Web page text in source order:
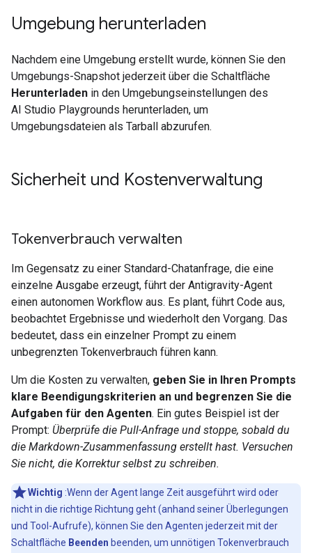
Umgebung herunterladen
Nachdem eine Umgebung erstellt wurde, können Sie den
Umgebungs-Snapshot jederzeit über die Schaltfläche
Herunterladen in den Umgebungseinstellungen des
AI Studio Playgrounds herunterladen, um
Umgebungsdateien als Tarball abzurufen.
Sicherheit und Kostenverwaltung
Tokenverbrauch verwalten
Im Gegensatz zu einer Standard-Chatanfrage, die eine
einzelne Ausgabe erzeugt, führt der Antigravity-Agent
einen autonomen Workflow aus. Es plant, führt Code aus,
beobachtet Ergebnisse und wiederholt den Vorgang. Das
bedeutet, dass ein einzelner Prompt zu einem
unbegrenzten Tokenverbrauch führen kann.
Um die Kosten zu verwalten, geben Sie in Ihren Prompts
klare Beendigungskriterien an und begrenzen Sie die
Aufgaben für den Agenten. Ein gutes Beispiel ist der
Prompt: Überprüfe die Pull-Anfrage und stoppe, sobald du
die Markdown-Zusammenfassung erstellt hast. Versuchen
Sie nicht, die Korrektur selbst zu schreiben.
Wichtig :Wenn der Agent lange Zeit ausgeführt wird oder
nicht in die richtige Richtung geht (anhand seiner Überlegungen
und Tool-Aufrufe), können Sie den Agenten jederzeit mit der
Schaltfläche Beenden beenden, um unnötigen Tokenverbrauch